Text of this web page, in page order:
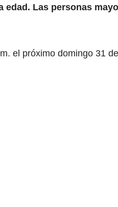
edad. Las personas
el próximo domingo 31